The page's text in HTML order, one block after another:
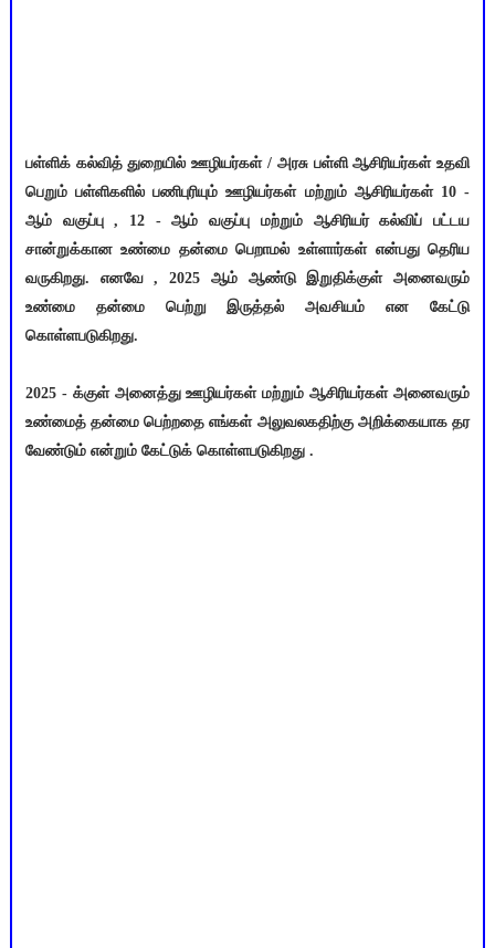
பள்ளிக் கல்வித் துறையில் ஊழியர்கள் / அரசு பள்ளி ஆசிரியர்கள் உதவி
பெறும் பள்ளிகளில் பணிபுரியும் ஊழியர்கள் மற்றும் ஆசிரியர்கள் 10 -
ஆம் வகுப்பு , 12 - ஆம் வகுப்பு மற்றும் ஆசிரியர் கல்விப் பட்டய
சான்றுக்கான உண்மை தன்மை பெறாமல் உள்ளார்கள் என்பது தெரிய
வருகிறது. எனவே , 2025 ஆம் ஆண்டு இறுதிக்குள் அனைவரும்
உண்மை தன்மை பெற்று இருத்தல் அவசியம் என கேட்டு
கொள்ளபடுகிறது.
2025 - க்குள் அனைத்து ஊழியர்கள் மற்றும் ஆசிரியர்கள் அனைவரும்
உண்மைத் தன்மை பெற்றதை எங்கள் அலுவலகதிற்கு அறிக்கையாக தர
வேண்டும் என்றும் கேட்டுக் கொள்ளபடுகிறது .